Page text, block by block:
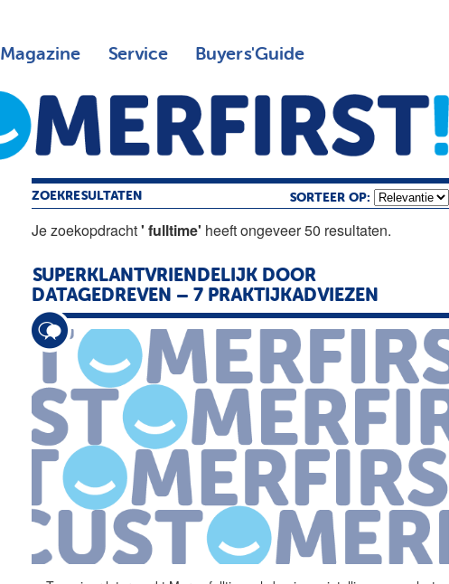
Magazine Service Buyers'Guide
ZOEKRESULTATEN SORTEER OP:
Je zoekopdracht' fulltime' heeft ongeveer 50 resultaten.
SUPERKLANTVRIENDELIJK DOOR
DATAGEDREVEN – 7 PRAKTIJKADVIEZEN